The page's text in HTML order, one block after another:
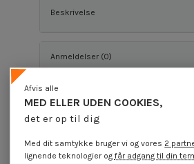
Beskrivelse
Anmeldelser (0)
Du vil eventuelt også synes om
-60%
-60%
MED ELLER UDEN COOKIES,
det er op til dig
Afvis alle
Med dit samtykke bruger vi og vores 2
lignende teknologier ogfår adgang til din